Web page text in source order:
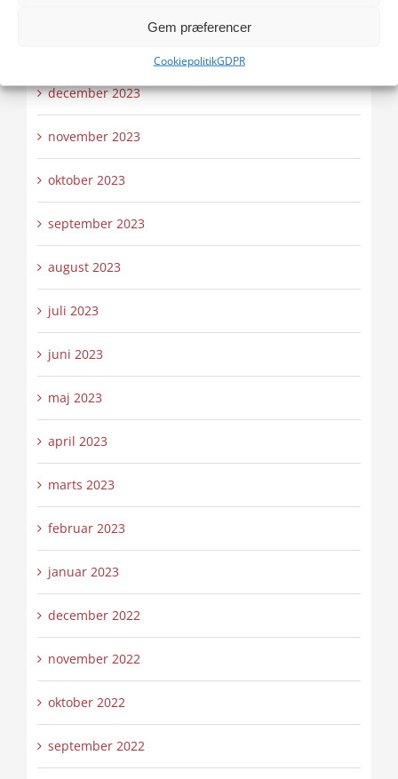
Gem præferencer
CookiepolitikGDPR
december 2023
november 2023
oktober 2023
september 2023
august 2023
juli 2023
juni 2023
maj 2023
april 2023
marts 2023
februar 2023
januar 2023
december 2022
november 2022
oktober 2022
september 2022